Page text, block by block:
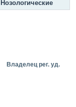
Нозологические
Владелец рег. уд.